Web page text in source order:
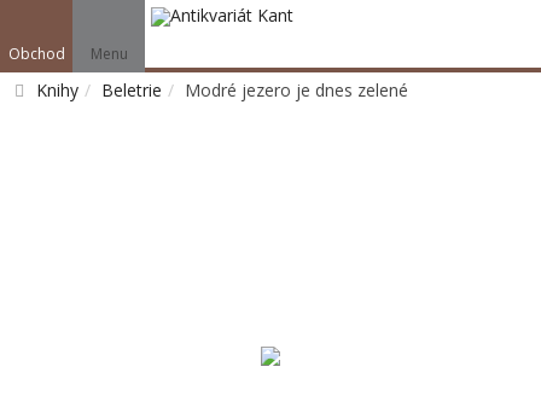
Obchod Menu
Knihy Beletrie Modré jezero je dnes zelené